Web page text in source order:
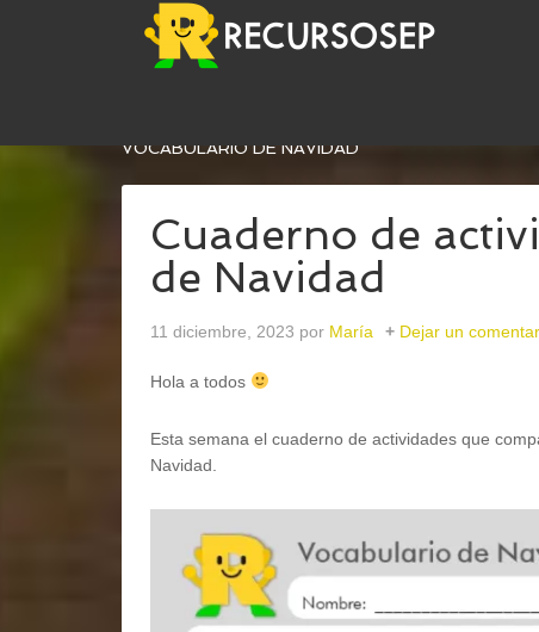
VOCABULARIO DE NAVIDAD
Cuaderno de
de Navidad
11 diciembre, 2023 por María Dejar un
Hola a todos
Esta semana el cuaderno de actividades que
Navidad.